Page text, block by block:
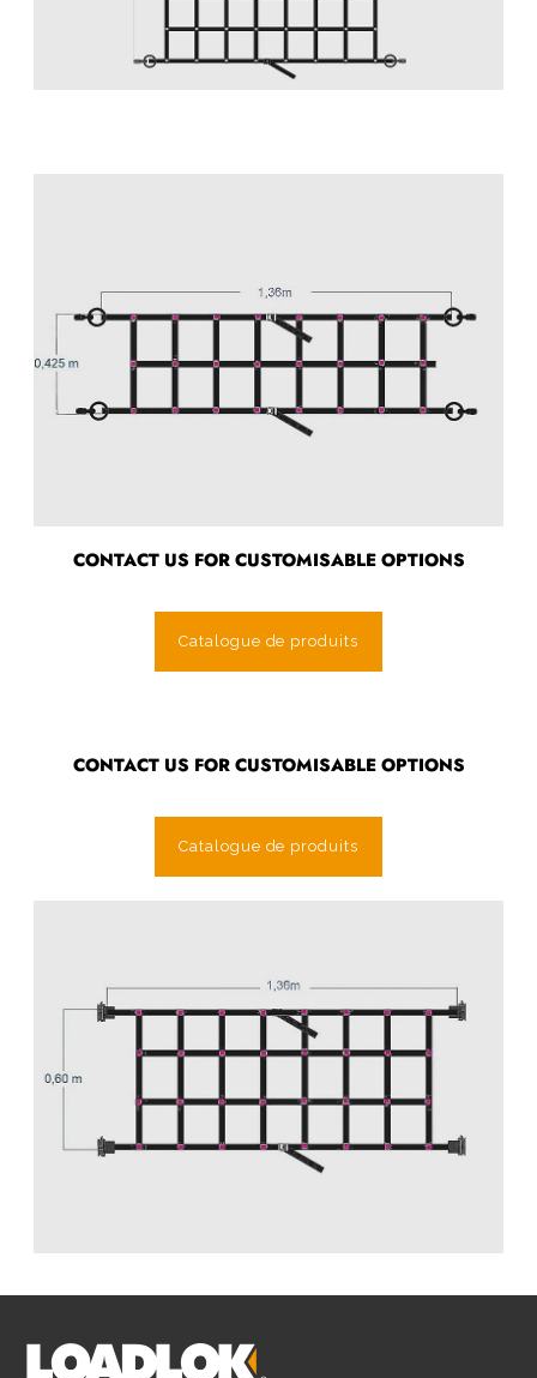
CONTACT US FOR CUSTOMISABLE OPTIONS
Catalogue de produits
CONTACT US FOR CUSTOMISABLE OPTIONS
Catalogue de produits